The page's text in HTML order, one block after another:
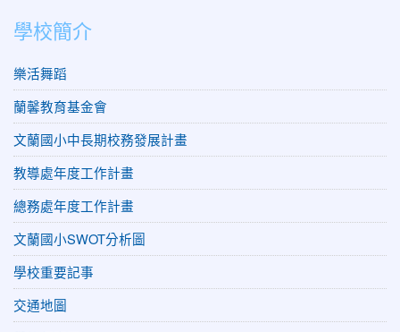
學校簡介
樂活舞蹈
蘭馨教育基金會
文蘭國小中長期校務發展計畫
教導處年度工作計畫
總務處年度工作計畫
文蘭國小SWOT分析圖
學校重要記事
交通地圖